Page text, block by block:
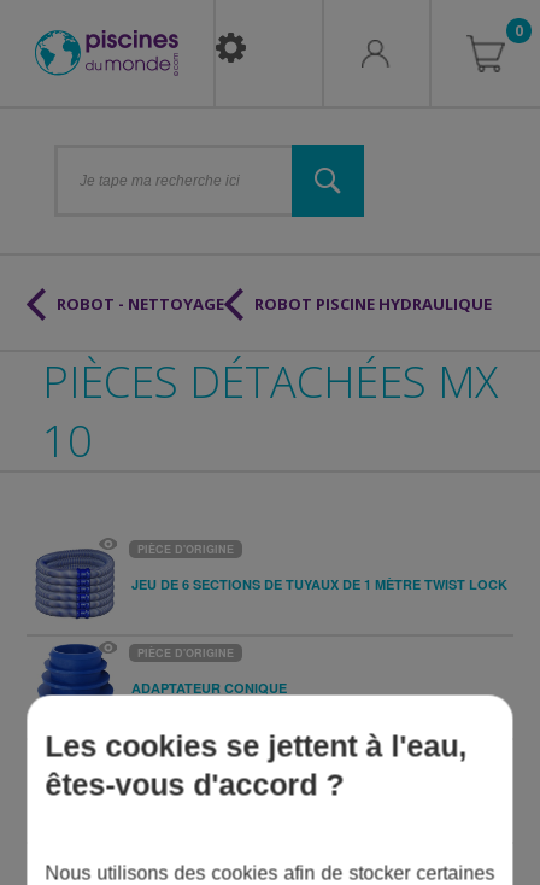
0
PIÈCES DÉTACHÉES MX
10
JEU DE 6 SECTIONS DE TUYAUX DE 1 MÈTRE TWIST LOCK
PIÈCE D'ORIGINE
ADAPTATEUR CONIQUE
PIÈCE D'ORIGINE
ARBRE D'ENTRAÎNEMENT MX10
PIÈCE D'ORIGINE
ROBOT - NETTOYAGE ROBOT PISCINE HYDRAULIQUE
Les cookies se jettent à l'eau,
êtes-vous d'accord ?
Nous utilisons des cookies afin de stocker certaines